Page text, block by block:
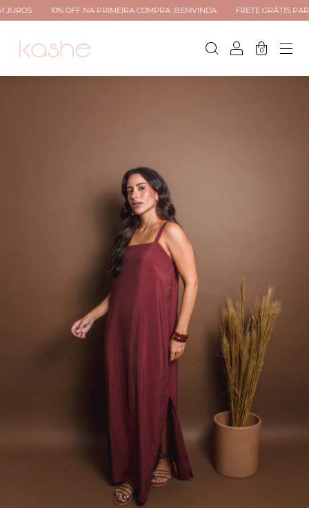
10% OFF NA PRIMEIRA COMPRA: BEMVINDA FRETE GRÁTIS PARA TODO
0